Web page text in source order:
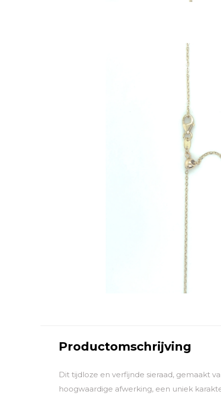
Productomschrijving
Dit tijdloze en verfijnde sieraad, gemaakt
hoogwaardige afwerking, een uniek